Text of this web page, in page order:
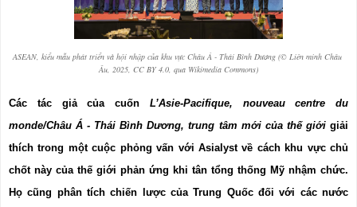
ASEAN, kiểu mẫu phát triển và hội nhập của khu vực Châu Á - Thái Bình Dương (© Liên minh Châu
Âu, 2025, CC BY 4.0, qua Wikimedia Commons)
Các tác giả của cuốn L’Asie-Pacifique, nouveau centre du
monde/Châu Á - Thái Bình Dương, trung tâm mới của thế giới giải
thích trong một cuộc phỏng vấn với Asialyst về cách khu vực chủ
chốt này của thế giới phản ứng khi tân tổng thống Mỹ nhậm chức.
Họ cũng phân tích chiến lược của Trung Quốc đối với các nước